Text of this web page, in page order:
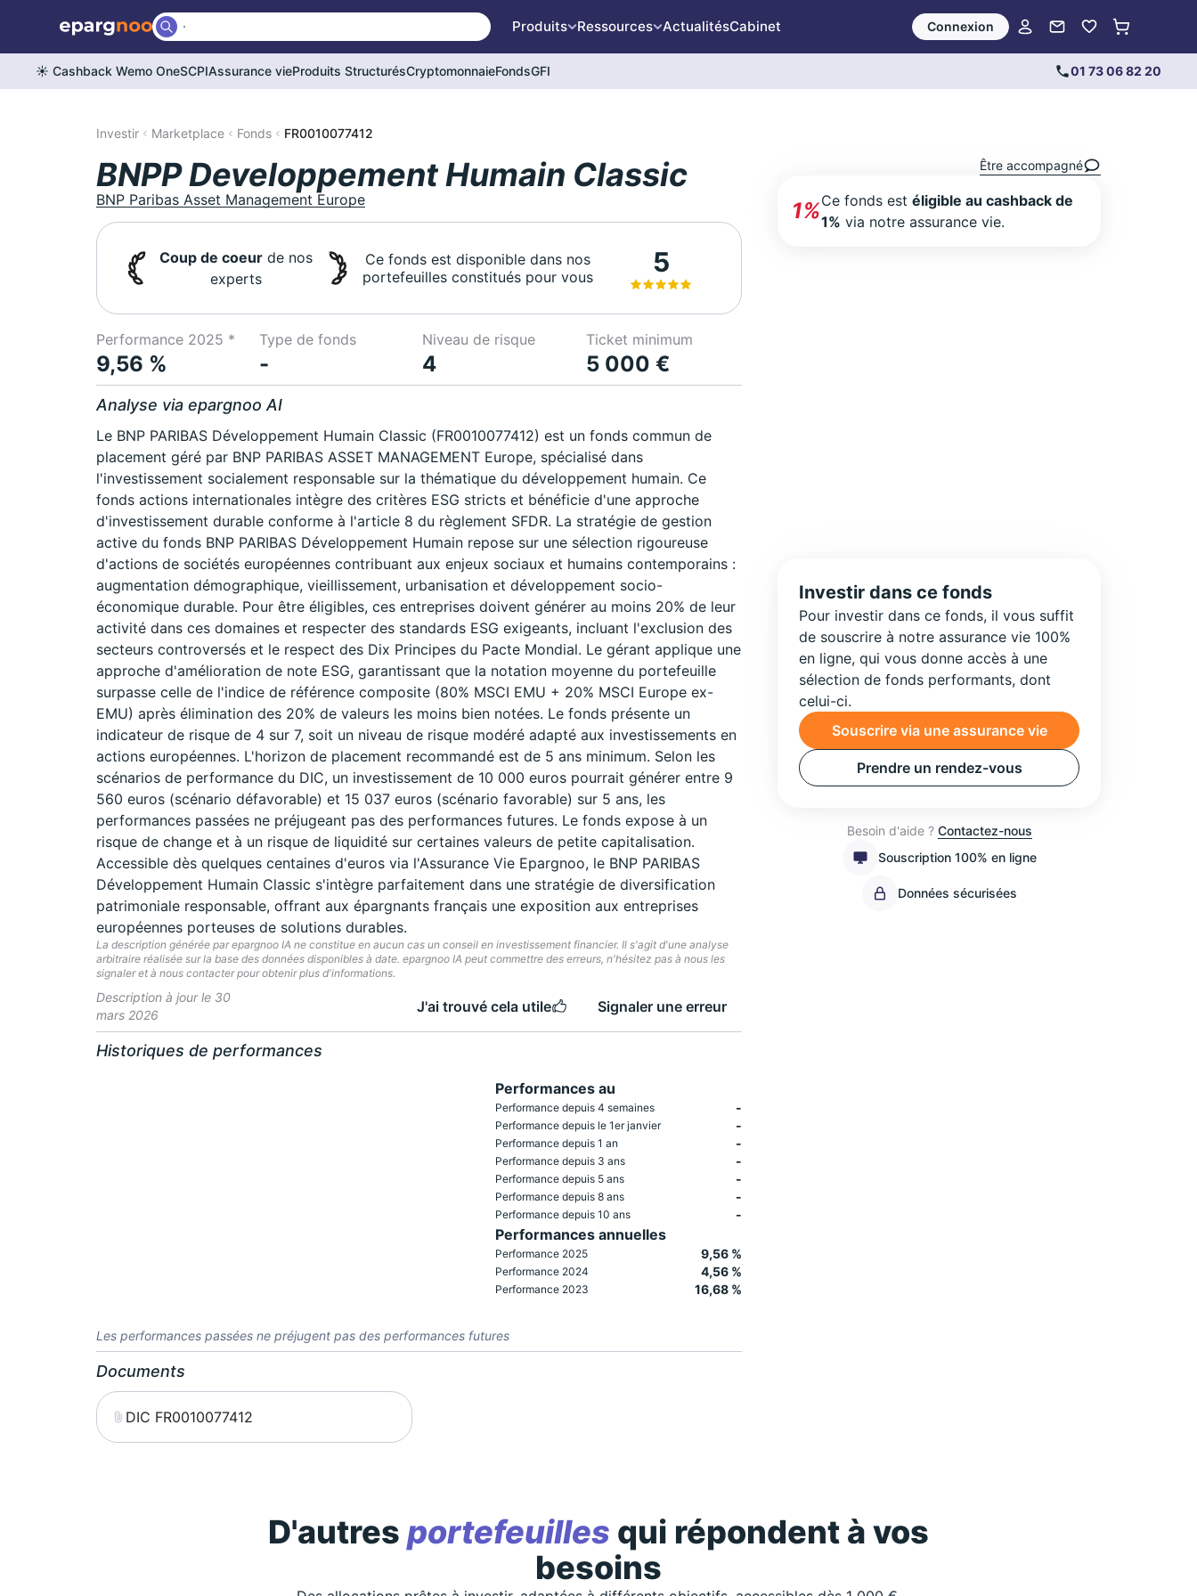
Produits Ressources ActualitésCabinet Connexion
☀️ Cashback Wemo OneSCPIAssurance vieProduits StructurésCryptomonnaieFondsGFI 01 73 06 82 20
Investir Marketplace Fonds FR0010077412
BNPP Developpement Humain Classic
BNP Paribas Asset Management Europe
Coup de coeurde nos
experts
Ce fonds est disponible dans nos
portefeuilles constitués pour vous
5
Performance 2025 *
9,56 %
Type de fonds
-
Niveau de risque
4
Ticket minimum
5 000 €
Analyse via epargnoo AI
Le BNP PARIBAS Développement Humain Classic (FR0010077412) est un fonds commun de
placement géré par BNP PARIBAS ASSET MANAGEMENT Europe, spécialisé dans
l'investissement socialement responsable sur la thématique du développement humain. Ce
fonds actions internationales intègre des critères ESG stricts et bénéficie d'une approche
d'investissement durable conforme à l'article 8 du règlement SFDR. La stratégie de gestion
active du fonds BNP PARIBAS Développement Humain repose sur une sélection rigoureuse
d'actions de sociétés européennes contribuant aux enjeux sociaux et humains contemporains :
augmentation démographique, vieillissement, urbanisation et développement socio-
économique durable. Pour être éligibles, ces entreprises doivent générer au moins 20% de leur
activité dans ces domaines et respecter des standards ESG exigeants, incluant l'exclusion des
secteurs controversés et le respect des Dix Principes du Pacte Mondial. Le gérant applique une
approche d'amélioration de note ESG, garantissant que la notation moyenne du portefeuille
surpasse celle de l'indice de référence composite (80% MSCI EMU + 20% MSCI Europe ex-
EMU) après élimination des 20% de valeurs les moins bien notées. Le fonds présente un
indicateur de risque de 4 sur 7, soit un niveau de risque modéré adapté aux investissements en
actions européennes. L'horizon de placement recommandé est de 5 ans minimum. Selon les
scénarios de performance du DIC, un investissement de 10 000 euros pourrait générer entre 9
560 euros (scénario défavorable) et 15 037 euros (scénario favorable) sur 5 ans, les
performances passées ne préjugeant pas des performances futures. Le fonds expose à un
risque de change et à un risque de liquidité sur certaines valeurs de petite capitalisation.
Accessible dès quelques centaines d'euros via l'Assurance Vie Epargnoo, le BNP PARIBAS
Développement Humain Classic s'intègre parfaitement dans une stratégie de diversification
patrimoniale responsable, offrant aux épargnants français une exposition aux entreprises
européennes porteuses de solutions durables.
La description générée par epargnoo IA ne constitue en aucun cas un conseil en investissement financier. Il s'agit d'une analyse
arbitraire réalisée sur la base des données disponibles à date. epargnoo IA peut commettre des erreurs, n'hésitez pas à nous les
signaler et à nous contacter pour obtenir plus d'informations.
Description à jour le 30
mars 2026
J'ai trouvé cela utile Signaler une erreur
Historiques de performances
Performances au
Performance depuis 4 semaines -
Performance depuis le 1er janvier -
Performance depuis 1 an -
Performance depuis 3 ans -
Performance depuis 5 ans -
Performance depuis 8 ans -
Performance depuis 10 ans -
Performances annuelles
Performance 2025 9,56 %
Performance 2024 4,56 %
Performance 2023 16,68 %
Les performances passées ne préjugent pas des performances futures
Documents
DIC FR0010077412
Être accompagné
1%Ce fonds estéligible au cashback de
1% via notre assurance vie.
Investir dans ce fonds
Pour investir dans ce fonds, il vous suffit
de souscrire à notre assurance vie 100%
en ligne, qui vous donne accès à une
sélection de fonds performants, dont
celui-ci.
Souscrire via une assurance vie
Prendre un rendez-vous
Besoin d'aide ? Contactez-nous
Souscription 100% en ligne
Données sécurisées
D'autres portefeuilles qui répondent à vos
besoins